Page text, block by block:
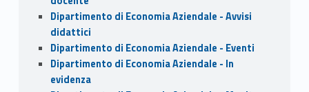
Dipartimento di Economia Aziendale - Avvisi
didattici
Dipartimento di Economia Aziendale - Eventi
Dipartimento di Economia Aziendale - In
evidenza